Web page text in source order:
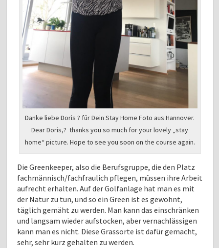
Danke liebe Doris ? für Dein Stay Home Foto aus Hannover.
Dear Doris,? thanks you so much for your lovely „stay
home“ picture. Hope to see you soon on the course again.
Die Greenkeeper, also die Berufsgruppe, die den Platz
fachmännisch/fachfraulich pflegen, müssen ihre Arbeit
aufrecht erhalten. Auf der Golfanlage hat man es mit
der Natur zu tun, und so ein Green ist es gewohnt,
täglich gemäht zu werden. Man kann das einschränken
und langsam wieder aufstocken, aber vernachlässigen
kann man es nicht. Diese Grassorte ist dafür gemacht,
sehr, sehr kurz gehalten zu werden.